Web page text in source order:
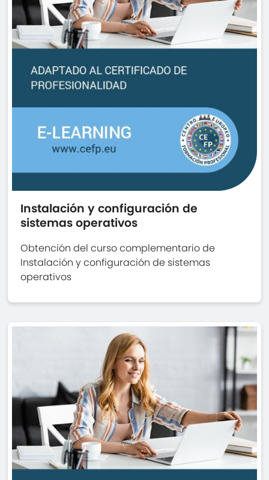
Instalación y configuración de
sistemas operativos
Obtención del curso complementario de
Instalación y configuración de sistemas
operativos